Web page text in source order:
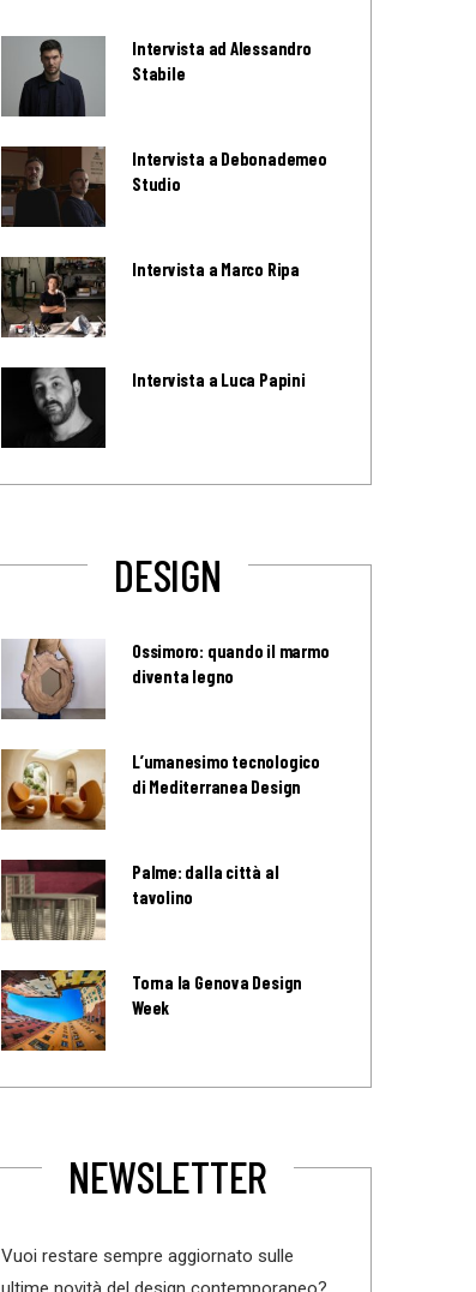
Intervista ad Alessandro
Stabile
Intervista a Debonademeo
Studio
Intervista a Marco Ripa
Intervista a Luca Papini
DESIGN
Ossimoro: quando il marmo
diventa legno
L’umanesimo tecnologico
di Mediterranea Design
Palme: dalla città al
tavolino
Torna la Genova Design
Week
NEWSLETTER
Vuoi restare sempre aggiornato sulle